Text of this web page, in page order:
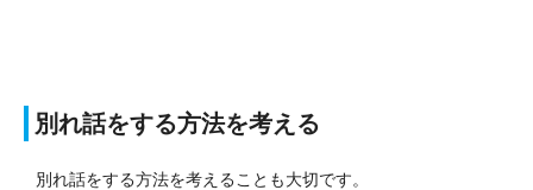
別れ話をする方法を考える
別れ話をする方法を考えることも大切です。